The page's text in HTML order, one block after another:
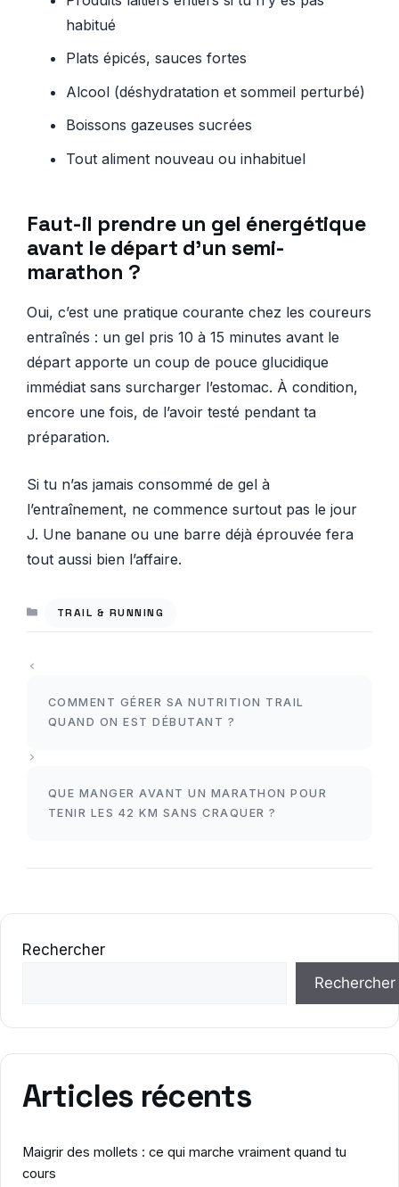
habitué
Plats épicés, sauces fortes
Alcool (déshydratation et sommeil perturbé)
Boissons gazeuses sucrées
Tout aliment nouveau ou inhabituel
Faut-il prendre un gel énergétique
avant le départ d’un semi-
marathon ?
Oui, c’est une pratique courante chez les coureurs
entraînés : un gel pris 10 à 15 minutes avant le
départ apporte un coup de pouce glucidique
immédiat sans surcharger l’estomac. À condition,
encore une fois, de l’avoir testé pendant ta
préparation.
Si tu n’as jamais consommé de gel à
l’entraînement, ne commence surtout pas le jour
J. Une banane ou une barre déjà éprouvée fera
tout aussi bien l’affaire.
TRAIL & RUNNING
COMMENT GÉRER SA NUTRITION TRAIL
QUAND ON EST DÉBUTANT ?
QUE MANGER AVANT UN MARATHON POUR
TENIR LES 42 KM SANS CRAQUER ?
Rechercher
Rechercher
Articles récents
Maigrir des mollets : ce qui marche vraiment quand tu
cours